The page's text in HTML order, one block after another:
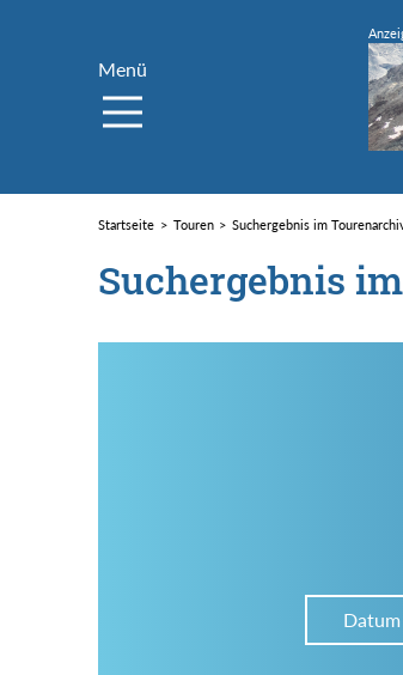
Menü
Startseite Touren Suchergebnis im
Suchergebnis
Datum